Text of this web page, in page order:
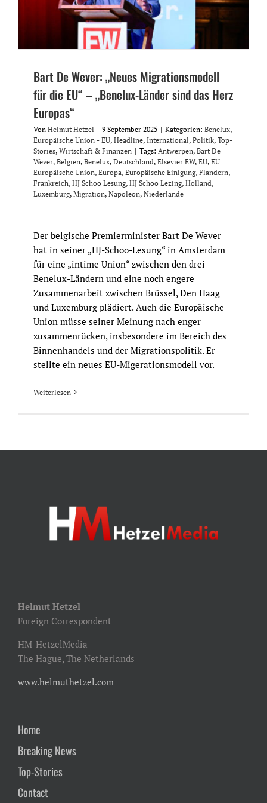
Bart De Wever: „Neues Migrationsmodell
für die EU“ – „Benelux-Länder sind das Herz
Europas“
Von Helmut Hetzel | 9 September 2025 | Kategorien: Benelux,
Europäische Union - EU, Headline, International, Politik, Top-
Stories, Wirtschaft & Finanzen | Tags: Antwerpen, Bart De
Wever, Belgien, Benelux, Deutschland, Elsevier EW, EU, EU
Europäische Union, Europa, Europäische Einigung, Flandern,
Frankreich, HJ Schoo Lesung, HJ Schoo Lezing, Holland,
Luxemburg, Migration, Napoleon, Niederlande
Der belgische Premierminister Bart De Wever
hat in seiner „HJ-Schoo-Lesung“ in Amsterdam
für eine „intime Union“ zwischen den drei
Benelux-Ländern und eine noch engere
Zusammenarbeit zwischen Brüssel, Den Haag
und Luxemburg plädiert. Auch die Europäische
Union müsse seiner Meinung nach enger
zusammenrücken, insbesondere im Bereich des
Binnenhandels und der Migrationspolitik. Er
stellte ein neues EU-Migerationsmodell vor.
Weiterlesen
Helmut Hetzel
Foreign Correspondent
HM-HetzelMedia
The Hague, The Netherlands
www.helmuthetzel.com
Home
Breaking News
Top-Stories
Contact